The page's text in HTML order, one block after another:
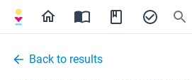
Back to results